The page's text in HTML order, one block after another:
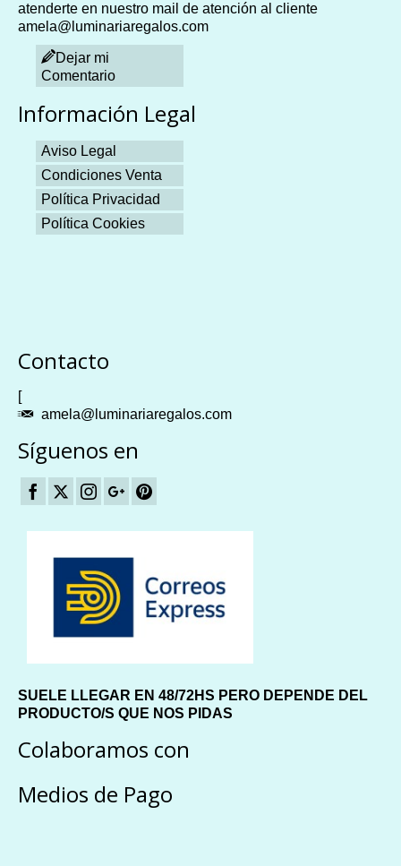
atenderte en nuestro mail de atención al cliente
amela@luminariaregalos.com
Dejar mi
Comentario
Información Legal
Aviso Legal
Condiciones Venta
Política Privacidad
Política Cookies
Contacto
[
amela@luminariaregalos.com
Síguenos en
SUELE LLEGAR EN 48/72HS PERO DEPENDE DEL
PRODUCTO/S QUE NOS PIDAS
Colaboramos con
Medios de Pago